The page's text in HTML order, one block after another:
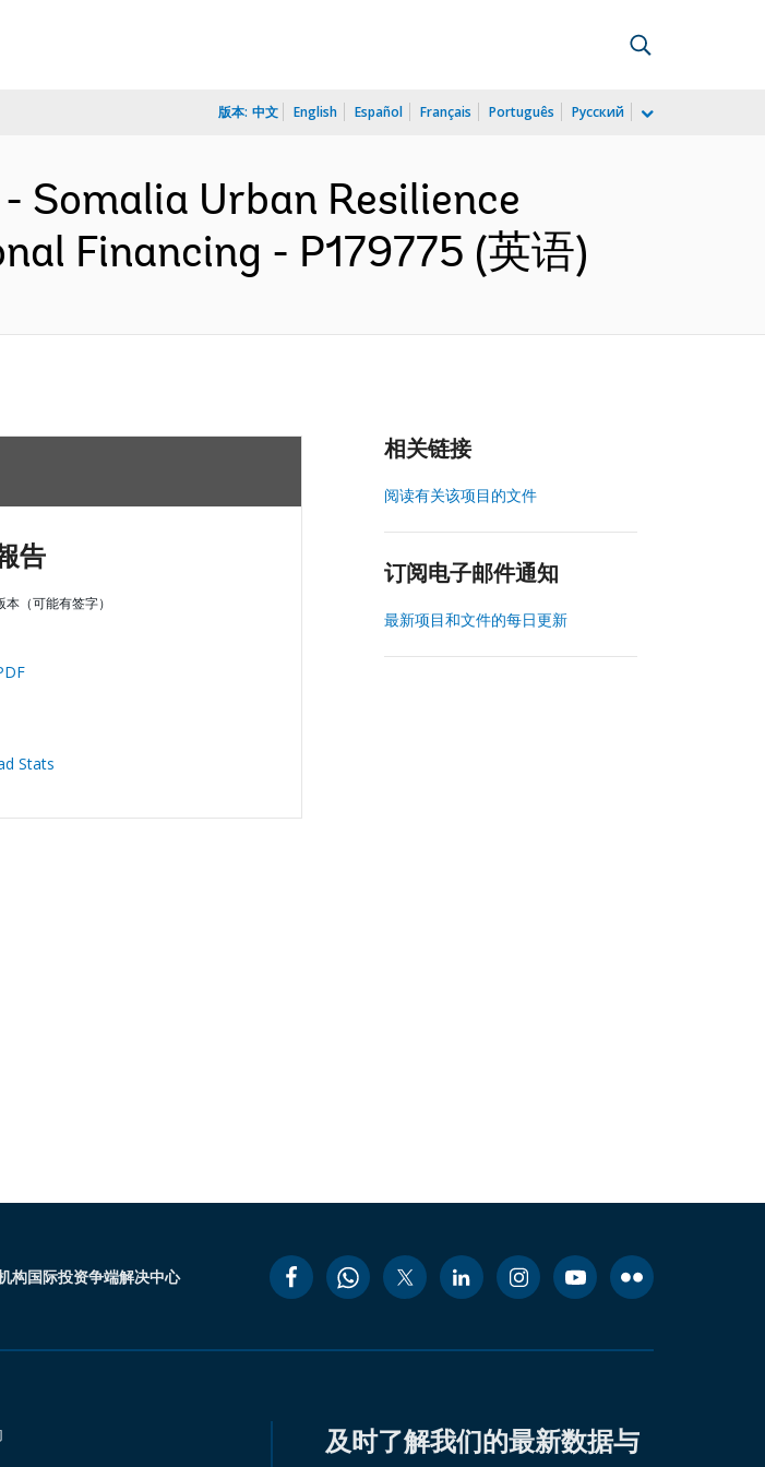
版本: 中文 English Español Français Português Русский
Somalia Urban Resilience
Financing - P179775 (英语)
告
（可能有签字）
Stats
相关链接
阅读有关该项目的文件
订阅电子邮件通知
最新项目和文件的每日更新
构国际投资争端解决中心
及时了解我们的最新数据与